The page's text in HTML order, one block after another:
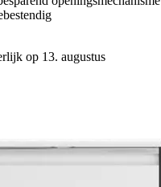
op 13. augustus